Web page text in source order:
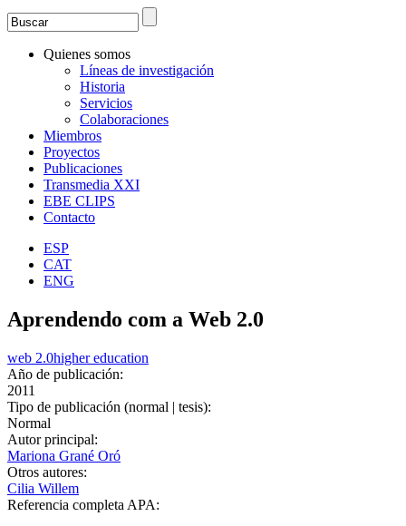
Formulario de búsqueda
Search
Quienes somos
Líneas de investigación
Historia
Servicios
Colaboraciones
Miembros
Proyectos
Publicaciones
Transmedia XXI
EBE CLIPS
Contacto
ESP
CAT
ENG
Aprendendo com a Web 2.0
web 2.0higher education
Año de publicación:
2011
Tipo de publicación (normal | tesis):
Normal
Autor principal:
Mariona Grané Oró
Otros autores:
Cilia Willem
Referencia completa APA: